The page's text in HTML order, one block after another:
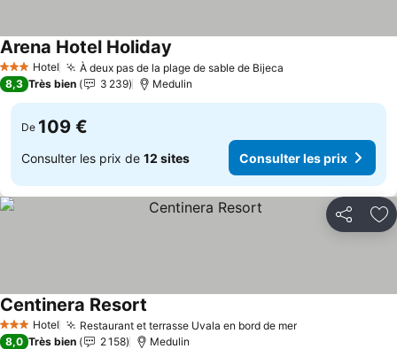
3 ÉtoilesHotel À deux pas de la plage de sable de Bijeca
Arena Hotel Holiday
8,3 Très bien 3 239 Medulin
De 109 €
Consulter les prix de 12 sites Consulter les prix
Partager
3 ÉtoilesHotel Restaurant et terrasse Uvala en bord de mer
Centinera Resort
8,0 Très bien 2 158 Medulin